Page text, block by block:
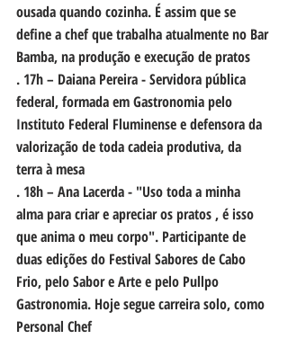
ousada quando cozinha. É assim que se
define a chef que trabalha atualmente no Bar
Bamba, na produção e execução de pratos
. 17h – Daiana Pereira - Servidora pública
federal, formada em Gastronomia pelo
Instituto Federal Fluminense e defensora da
valorização de toda cadeia produtiva, da
terra à mesa
. 18h – Ana Lacerda - "Uso toda a minha
alma para criar e apreciar os pratos , é isso
que anima o meu corpo". Participante de
duas edições do Festival Sabores de Cabo
Frio, pelo Sabor e Arte e pelo Pullpo
Gastronomia. Hoje segue carreira solo, como
Personal Chef